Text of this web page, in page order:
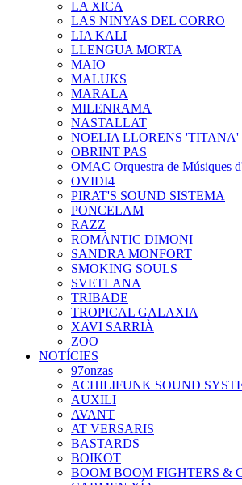
LA XICA
LAS NINYAS DEL CORRO
LIA KALI
LLENGUA MORTA
MAIO
MALUKS
MARALA
MILENRAMA
NASTALLAT
NOELIA LLORENS 'TITANA'
OBRINT PAS
OMAC Orquestra de Músiques
OVIDI4
PIRAT'S SOUND SISTEMA
PONCELAM
RAZZ
ROMÀNTIC DIMONI
SANDRA MONFORT
SMOKING SOULS
SVETLANA
TRIBADE
TROPICAL GALAXIA
XAVI SARRIÀ
ZOO
NOTÍCIES
97onzas
ACHILIFUNK SOUND
AUXILI
AVANT
AT VERSARIS
BASTARDS
BOIKOT
BOOM BOOM FIGHTERS &